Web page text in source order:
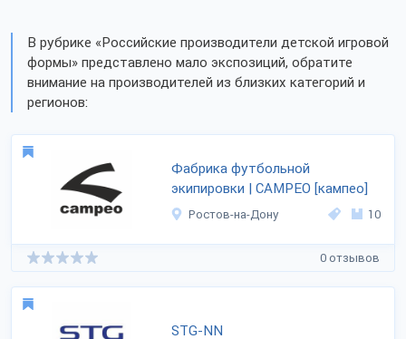
В рубрике «Российские производители детской игровой
формы» представлено мало экспозиций, обратите
внимание на производителей из близких категорий и
регионов:
Фабрика футбольной
экипировки | CAMPEO [кампео]
Ростов-на-Дону 10
0 отзывов
STG-NN